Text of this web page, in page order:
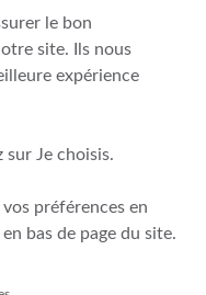
le bon
site. Ils nous
expérience
sur Je choisis.
préférences en
bas de page du site.